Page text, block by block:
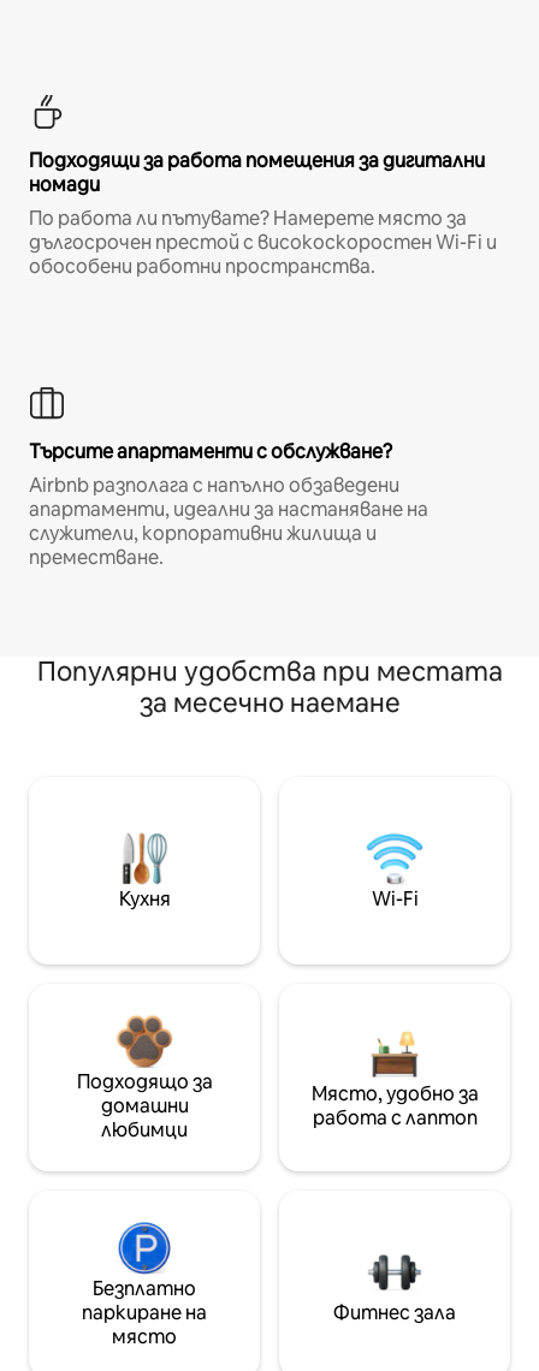
Подходящи за работа помещения за дигитални
номади
По работа ли пътувате? Намерете място за
дългосрочен престой с високоскоростен Wi-Fi и
обособени работни пространства.
Търсите апартаменти с обслужване?
Airbnb разполага с напълно обзаведени
апартаменти, идеални за настаняване на
служители, корпоративни жилища и
преместване.
Популярни удобства при местата
за месечно наемане
Кухня Wi-Fi
Подходящо за
домашни
любимци
Място, удобно за
работа с лаптоп
Безплатно
паркиране на
място
Фитнес зала